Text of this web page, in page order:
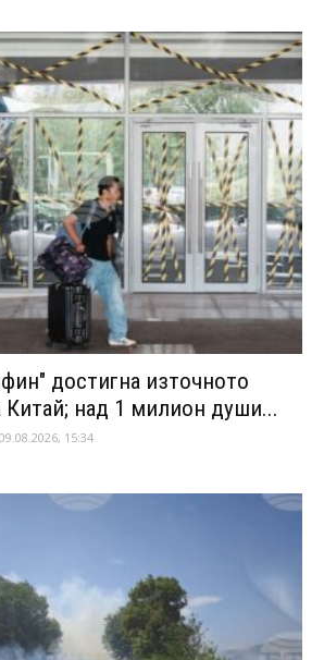
достигна източното
Китай; над 1 милион души...
09.08.2026, 15:34